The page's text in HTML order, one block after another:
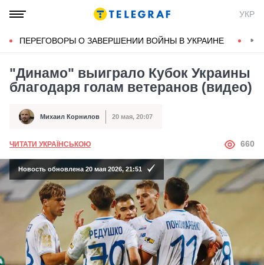
УКР
ПЕРЕГОВОРЫ О ЗАВЕРШЕНИИ ВОЙНЫ В УКРАИНЕ
"Динамо" выиграло Кубок Украины
благодаря голам ветеранов (видео)
Автор Михаил Корнилов
Дата публикации 20 мая, 20:07
ЧИТАТИ УКРАЇНСЬКОЮ АВТОР
660
Новость обновлена 20 мая 2026, 21:51